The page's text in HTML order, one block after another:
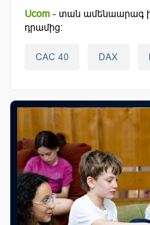
Ucom - տան ամենաարագ
դրամից:
CAC 40 DAX